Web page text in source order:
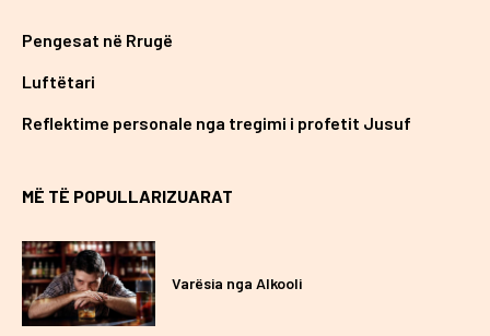
Pengesat në Rrugë
Luftëtari
Reflektime personale nga tregimi i profetit Jusuf
MË TË POPULLARIZUARAT
Varësia nga Alkooli